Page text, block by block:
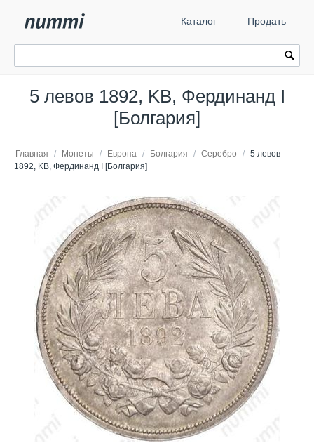
Каталог Продать
5 левов 1892, KB, Фердинанд I
[Болгария]
Главная / Монеты / Европа / Болгария / Серебро / 5 левов
1892, KB, Фердинанд I [Болгария]